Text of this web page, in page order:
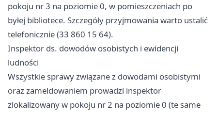
pokoju nr 3 na poziomie 0, w pomieszczeniach po
byłej bibliotece. Szczegóły przyjmowania warto ustalić
telefonicznie (33 860 15 64).
Inspektor ds. dowodów osobistych i ewidencji
ludności
Wszystkie sprawy związane z dowodami osobistymi
oraz zameldowaniem prowadzi inspektor
zlokalizowany w pokoju nr 2 na poziomie 0 (te same